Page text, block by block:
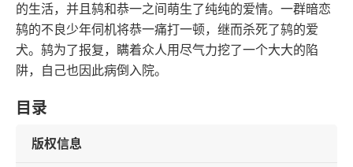
的生活，并且鸫和恭一之间萌生了纯纯的爱情。一群暗恋
鸫的不良少年伺机将恭一痛打一顿，继而杀死了鸫的爱
犬。鸫为了报复，瞒着众人用尽气力挖了一个大大的陷
阱，自己也因此病倒入院。
目录
版权信息